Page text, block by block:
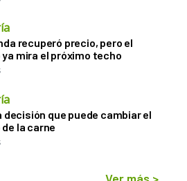
recuperó precio, pero el
mira el próximo techo
decisión que puede cambiar el
la carne